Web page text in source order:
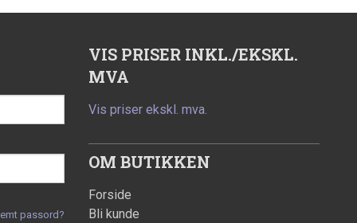
passord?
VIS PRISER INKL./EKSKL.
MVA
Vis priser ekskl. mva.
OM BUTIKKEN
Forside
Bli kunde